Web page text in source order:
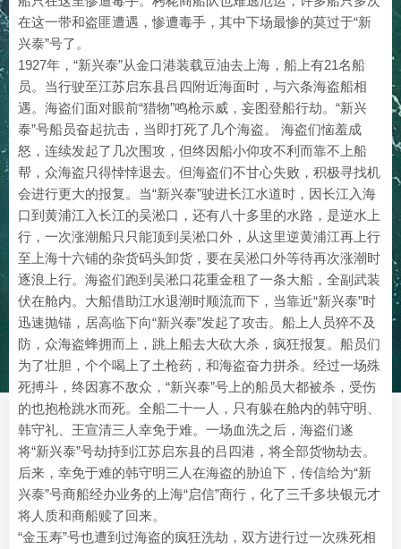
在这一带和盗匪遭遇，惨遭毒手，其中下场最惨的莫过于“新
兴泰”号了。
1927年，“新兴泰”从金口港装载豆油去上海，船上有21名船
员。当行驶至江苏启东县吕四附近海面时，与六条海盗船相
遇。海盗们面对眼前“猎物”鸣枪示威，妄图登船行劫。“新兴
泰”号船员奋起抗击，当即打死了几个海盗。 海盗们恼羞成
怒，连续发起了几次围攻，但终因船小仰攻不利而靠不上船
帮，众海盗只得悻悻退去。但海盗们不甘心失败，积极寻找机
会进行更大的报复。当“新兴泰”驶进长江水道时，因长江入海
口到黄浦江入长江的吴淞口，还有八十多里的水路，是逆水上
行，一次涨潮船只只能顶到吴淞口外，从这里逆黄浦江再上行
至上海十六铺的杂货码头卸货，要在吴淞口外等待再次涨潮时
逐浪上行。海盗们跑到吴淞口花重金租了一条大船，全副武装
伏在舱内。大船借助江水退潮时顺流而下，当靠近“新兴泰”时
迅速抛锚，居高临下向“新兴泰”发起了攻击。船上人员猝不及
防，众海盗蜂拥而上，跳上船去大砍大杀，疯狂报复。船员们
为了壮胆，个个喝上了土枪药，和海盗奋力拼杀。经过一场殊
死搏斗，终因寡不敌众，“新兴泰”号上的船员大都被杀，受伤
的也抱枪跳水而死。全船二十一人，只有躲在舱内的韩守明、
韩守礼、王宣清三人幸免于难。一场血洗之后，海盗们遂
将“新兴泰”号劫持到江苏启东县的吕四港，将全部货物劫去。
后来，幸免于难的韩守明三人在海盗的胁迫下，传信给为“新
兴泰”号商船经办业务的上海“启信”商行，化了三千多块银元才
将人质和商船赎了回来。
“金玉寿”号也遭到过海盗的疯狂洗劫，双方进行过一次殊死相